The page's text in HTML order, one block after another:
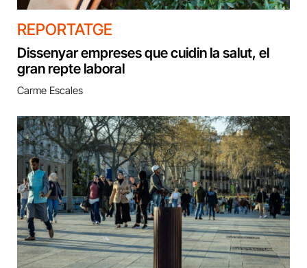
REPORTATGE
Dissenyar empreses que cuidin la salut, el
gran repte laboral
Carme Escales